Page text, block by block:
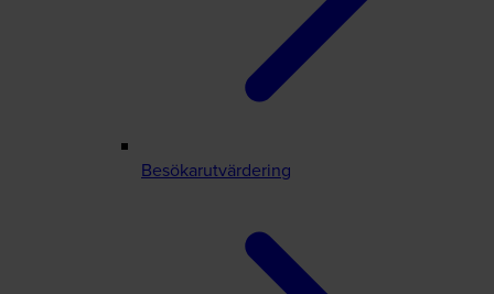
Besökarutvärdering